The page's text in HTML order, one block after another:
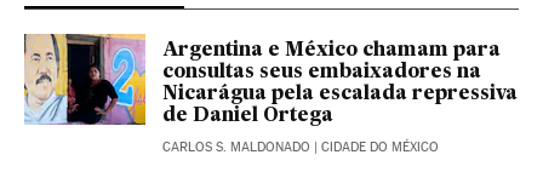
Argentina e México chamam para
consultas seus embaixadores na
Nicarágua pela escalada repressiva
de Daniel Ortega
CARLOS S. MALDONADO | CIDADE DO MÉXICO